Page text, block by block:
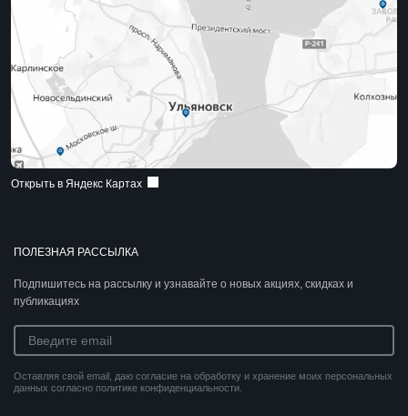
ПОЛЕЗНАЯ РАССЫЛКА
Подпишитесь на рассылку и узнавайте о новых акциях, скидках и
публикациях
Оставляя свой email, даю согласие на обработку и хранение моих персональных
данных согласно политике конфиденциальности.
Открыть в Яндекс Картах